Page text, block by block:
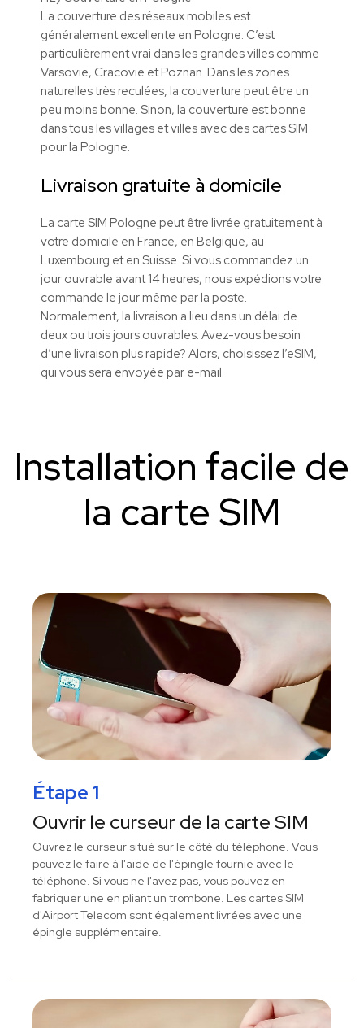
La couverture des réseaux mobiles est
généralement excellente en Pologne. C’est
particulièrement vrai dans les grandes villes comme
Varsovie, Cracovie et Poznan. Dans les zones
naturelles très reculées, la couverture peut être un
peu moins bonne. Sinon, la couverture est bonne
dans tous les villages et villes avec des cartes SIM
pour la Pologne.
Livraison gratuite à domicile
La carte SIM Pologne peut être livrée gratuitement à
votre domicile en France, en Belgique, au
Luxembourg et en Suisse. Si vous commandez un
jour ouvrable avant 14 heures, nous expédions votre
commande le jour même par la poste.
Normalement, la livraison a lieu dans un délai de
deux ou trois jours ouvrables. Avez-vous besoin
d’une livraison plus rapide? Alors, choisissez l’eSIM,
qui vous sera envoyée par e-mail.
Installation facile de
la carte SIM
Étape 1
Ouvrir le curseur de la carte SIM
Ouvrez le curseur situé sur le côté du téléphone. Vous
pouvez le faire à l'aide de l'épingle fournie avec le
téléphone. Si vous ne l'avez pas, vous pouvez en
fabriquer une en pliant un trombone. Les cartes SIM
d'Airport Telecom sont également livrées avec une
épingle supplémentaire.